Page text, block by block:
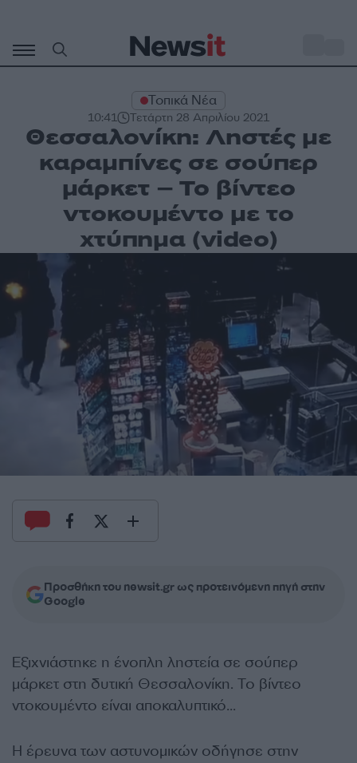
περιεχόμενο
Τοπικά Νέα
10:41 Τετάρτη 28 Απριλίου 2021
Θεσσαλονίκη: Ληστές με
καραμπίνες σε σούπερ
μάρκετ – Το βίντεο
ντοκουμέντο με το
χτύπημα (video)
Προσθήκη του newsit.gr ως προτεινόμενη πηγή στην
Google
Εξιχνιάστηκε η ένοπλη ληστεία σε σούπερ
μάρκετ στη δυτική Θεσσαλονίκη. Το βίντεο
ντοκουμέντο είναι αποκαλυπτικό…
Η έρευνα των αστυνομικών οδήγησε στην